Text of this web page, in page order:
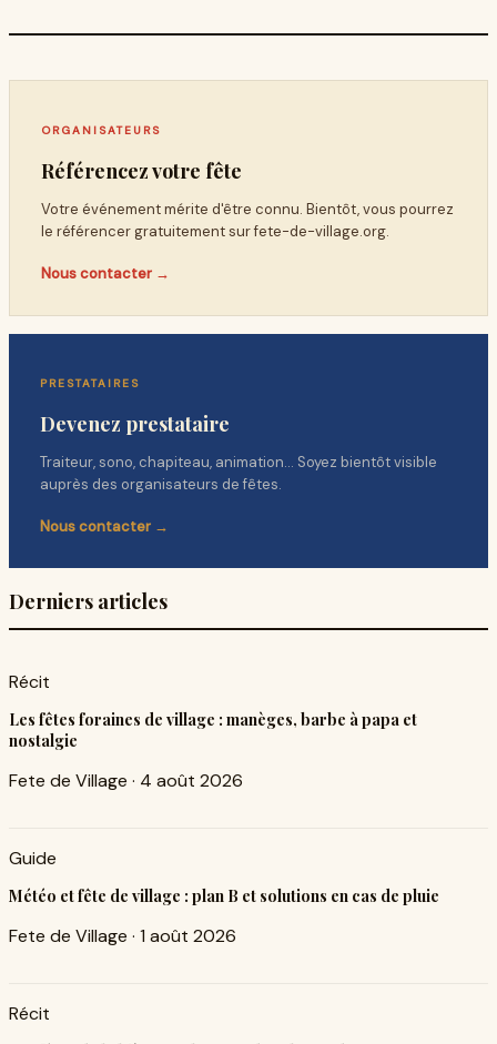
ORGANISATEURS
Référencez votre fête
Votre événement mérite d'être connu. Bientôt, vous pourrez
le référencer gratuitement surfete-de-village.org.
Nous contacter →
PRESTATAIRES
Devenez prestataire
Traiteur, sono, chapiteau, animation… Soyez bientôt visible
auprès des organisateurs de fêtes.
Nous contacter →
Derniers articles
Récit
Les fêtes foraines de village : manèges, barbe à papa et
nostalgie
Fete de Village · 4 août 2026
Guide
Météo et fête de village : plan B et solutions en cas de pluie
Fete de Village · 1 août 2026
Récit